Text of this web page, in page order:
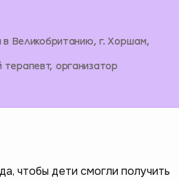
в Великобританию, г. Хоршам,
организатор
чтобы дети смогли получить